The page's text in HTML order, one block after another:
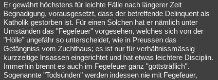
Er gewährt höchstens für leichte Fälle nach längerer Zeit
Begnadigung, vorausgesetzt, dass der betreffende Delinquent als
Katholik gestorben ist. Für einen Solchen hat er nämlich unter
Umständen das "Fegefeuer" vorgesehen, welches sich von der
"Hölle" ungefähr so unterscheidet, wie in Preussen das
Gefängniss vom Zuchthaus; es ist nur für verhältnissmässig
kurzzeitige Insassen eingerichtet und hat etwas leichtere Disciplin.
Immerhin brennt es auch im Fegefeuer ganz "gottsträflich".
Sogenannte "Todsünden" werden indessen nie mit Fegefeuer,